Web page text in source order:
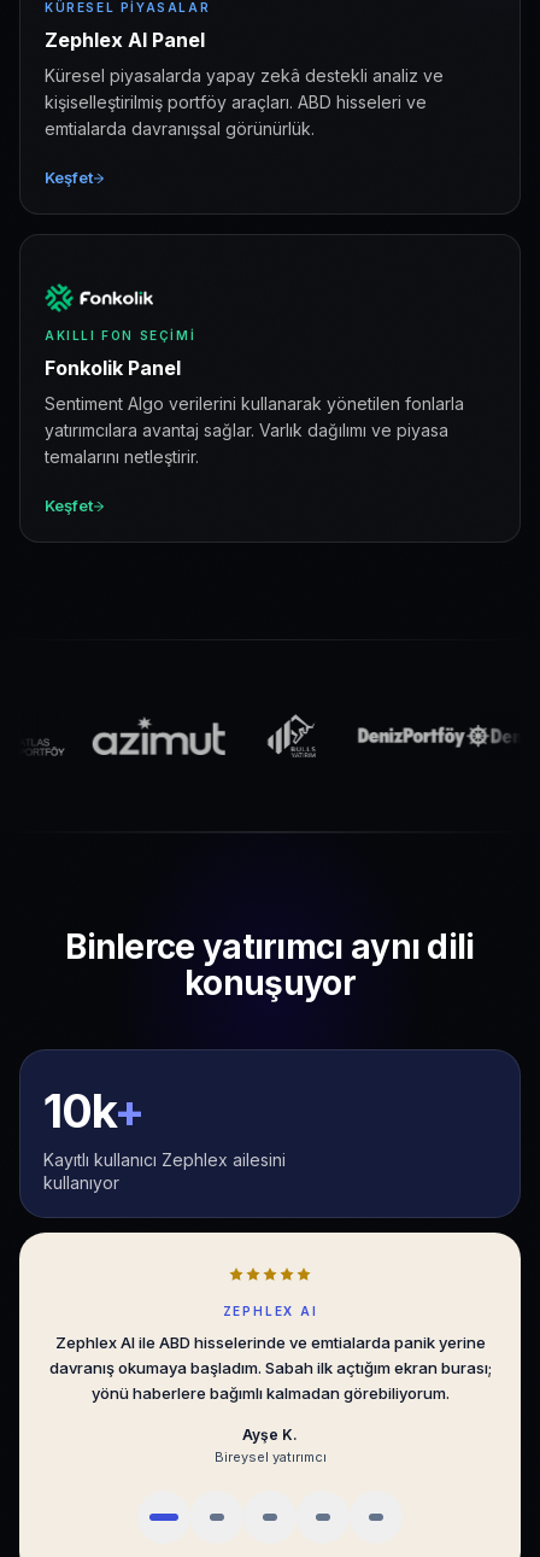
KÜRESEL PIYASALAR
Zephlex AI Panel
Küresel piyasalarda yapay zekâ destekli analiz ve
kişiselleştirilmiş portföy araçları. ABD hisseleri ve
emtialarda davranışsal görünürlük.
Keşfet
AKILLI FON SEÇIMI
Fonkolik Panel
Sentiment Algo verilerini kullanarak yönetilen fonlarla
yatırımcılara avantaj sağlar. Varlık dağılımı ve piyasa
temalarını netleştirir.
Keşfet
Binlerce yatırımcı aynı dili
konuşuyor
10k+
Kayıtlı kullanıcı Zephlex ailesini
kullanıyor
SENTIMENT ALGO
Sentiment Algo, BIST’te emir akışını sade bir dilde gösteriyor.
Gürültüyü eleyip asıl hareketi görmek, günlük kararlarımı
ölçülebilir hale getirdi.
Mert D.
Portföy yöneticisi